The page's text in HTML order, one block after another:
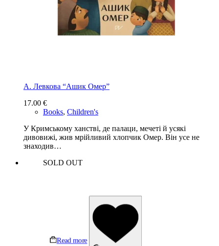
А. Левкова “Ашик Омер”
17.00 €
Books, Children's
У Кримському ханстві, де палаци, мечеті й усякі
дивовижі, жив мрійливий хлопчик Омер. Він усе не
знаходив…
SOLD OUT
Read more